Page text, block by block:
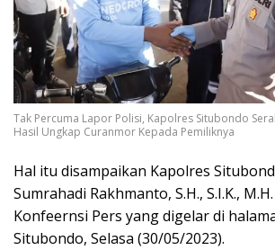
Tak Percuma Lapor Polisi, Kapolres Situbondo
Hasil Ungkap Curanmor Kepada Pemiliknya
Hal itu disampaikan Kapolres
Sumrahadi Rakhmanto, S.H., S.I.K.,
Konfeernsi Pers yang digelar di
Situbondo, Selasa (30/05/2023).